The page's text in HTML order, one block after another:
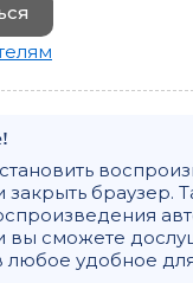
закрыть браузер.
вы сможете
любое удобное